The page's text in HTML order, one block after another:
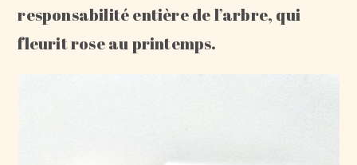
responsabilité entière de l’arbre, qui
fleurit rose au printemps.